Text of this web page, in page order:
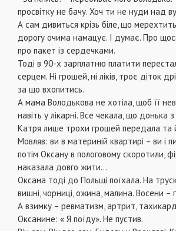
просвітку не бачу. Хоч ти не нуди над
А сам дивиться крізь біле, що
дорогу очима намацує. І думає. Про
про пакет із сердечками.
Тоді в 90-х зарплатню платити
серцем. Ні грошей, ні ліків, троє діток
за що вхопитись.
А мама Володькова не хотіла, щоб її
навіть у лікарні. Все чекала, що донька
Катря лише трохи грошей передала та
Мовляв: ви в материній квартирі – ви і
потім Оксану в пологовому скоротили,
наказала довго жити…
Оксана тоді до Польщі поїхала. На
вишні, чорниці, ожина, малина. Восени –
А взимку – ревматизм, артрит,
Оксанине: « Я поїду». Не пустив.